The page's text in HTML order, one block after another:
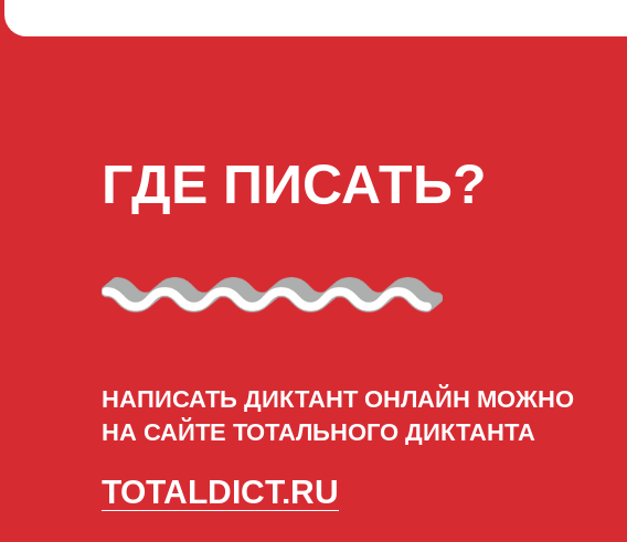
ГДЕ ПИСАТЬ?
НАПИСАТЬ ДИКТАНТ ОНЛАЙН МОЖНО
НА САЙТЕ ТОТАЛЬНОГО ДИКТАНТА
TOTALDICT.RU